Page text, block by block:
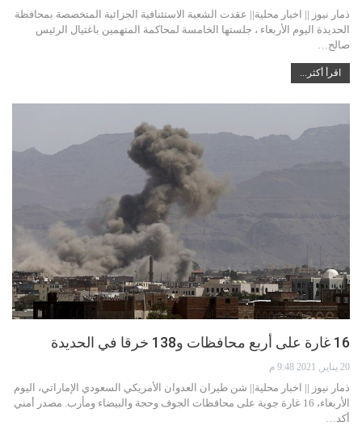
ذمار نيوز || اخبار محلية|| عقدت الشعبة الاستئنافية الجزائية المتخصصة بمحافظة
الحديدة اليوم الأربعاء ، جلستها الخامسة لمحاكمة المتهمين باغتيال الرئيس
صالح…
اقرأ أكثر...
16 غارة على أربع محافظات و138 خرقا في الحديدة
20 يناير, 2021 9:48 م
ذمار نيوز || اخبار محلية|| شن طيران العدوان الأمريكي السعودي الإماراتي، اليوم
الأربعاء، 16 غارة جوية على محافظات الجوف وحجة والبيضاء ومأرب. مصدر أمني
أكد…